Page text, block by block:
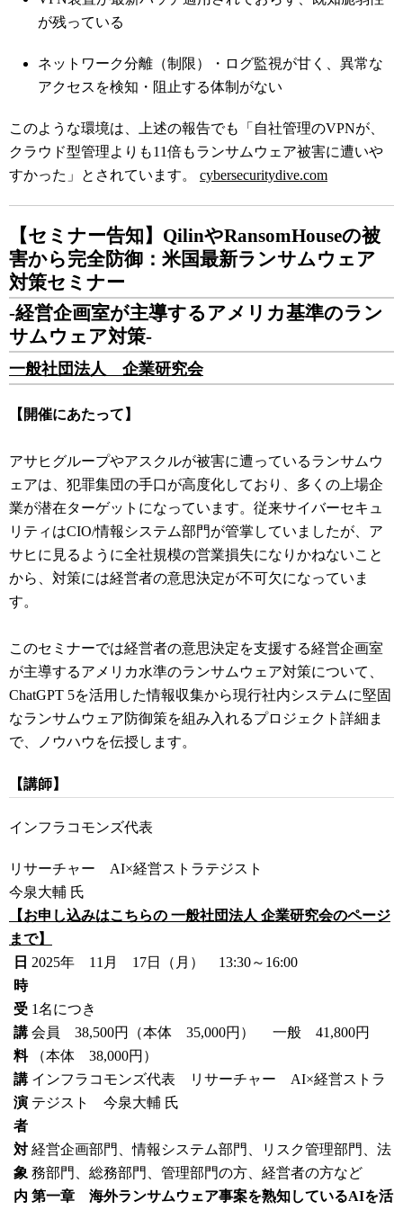
が残っている
ネットワーク分離（制限）・ログ監視が甘く、異常な
アクセスを検知・阻止する体制がない
このような環境は、上述の報告でも「自社管理のVPNが、
クラウド型管理よりも11倍もランサムウェア被害に遭いや
すかった」とされています。 cybersecuritydive.com
【セミナー告知】QilinやRansomHouseの被
害から完全防御：米国最新ランサムウェア
対策セミナー
-経営企画室が主導するアメリカ基準のラン
サムウェア対策-
一般社団法人 企業研究会
【開催にあたって】
アサヒグループやアスクルが被害に遭っているランサムウ
ェアは、犯罪集団の手口が高度化しており、多くの上場企
業が潜在ターゲットになっています。従来サイバーセキュ
リティはCIO/情報システム部門が管掌していましたが、ア
サヒに見るように全社規模の営業損失になりかねないこと
から、対策には経営者の意思決定が不可欠になっていま
す。
このセミナーでは経営者の意思決定を支援する経営企画室
が主導するアメリカ水準のランサムウェア対策について、
ChatGPT 5を活用した情報収集から現行社内システムに堅固
なランサムウェア防御策を組み入れるプロジェクト詳細ま
で、ノウハウを伝授します。
【講師】
インフラコモンズ代表
リサーチャー AI×経営ストラテジスト
今泉大輔 氏
【お申し込みはこちらの 一般社団法人 企業研究会のページ
まで】
日
時
2025年 11月 17日（月） 13:30～16:00
受
講
料
1名につき
会員 38,500円（本体 35,000円） 一般 41,800円
（本体 38,000円）
講
演
者
インフラコモンズ代表 リサーチャー AI×経営ストラ
テジスト 今泉大輔 氏
対
象
経営企画部門、情報システム部門、リスク管理部門、法
務部門、総務部門、管理部門の方、経営者の方など
内 第一章 海外ランサムウェア事案を熟知しているAIを活